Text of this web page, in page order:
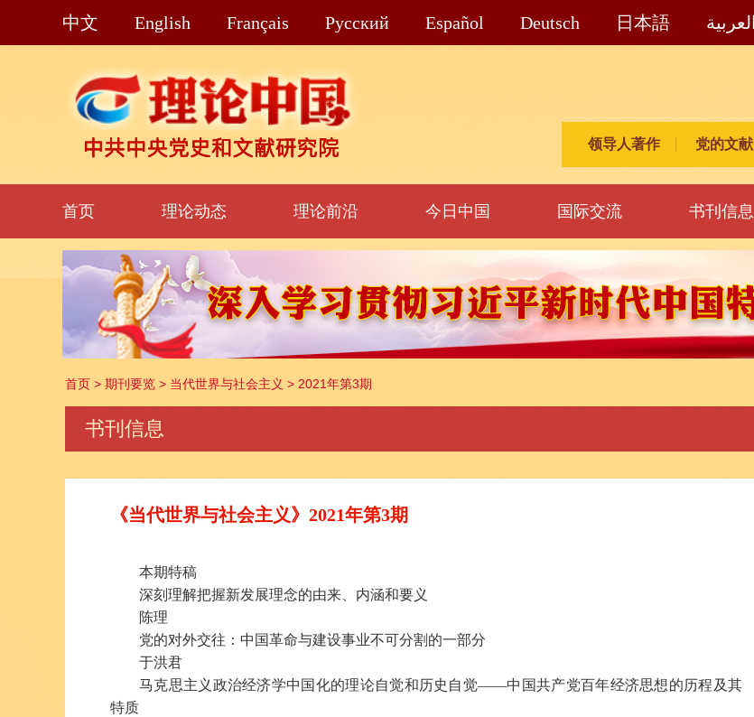
中文 English Français Pусский Español Deutsch 日本語 العربية
领导人著作 党的文献
首页 理论动态 理论前沿 今日中国 国际交流 书刊信息
首页 > 期刊要览 > 当代世界与社会主义 > 2021年第3期
书刊信息
《当代世界与社会主义》2021年第3期
本期特稿
深刻理解把握新发展理念的由来、内涵和要义
陈理
党的对外交往：中国革命与建设事业不可分割的一部分
于洪君
马克思主义政治经济学中国化的理论自觉和历史自觉——中国共产党百年经济思想的历程及其
特质